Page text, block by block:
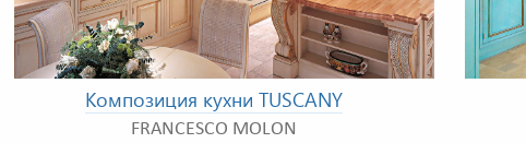
Композиция кухни TUSCANY
FRANCESCO MOLON